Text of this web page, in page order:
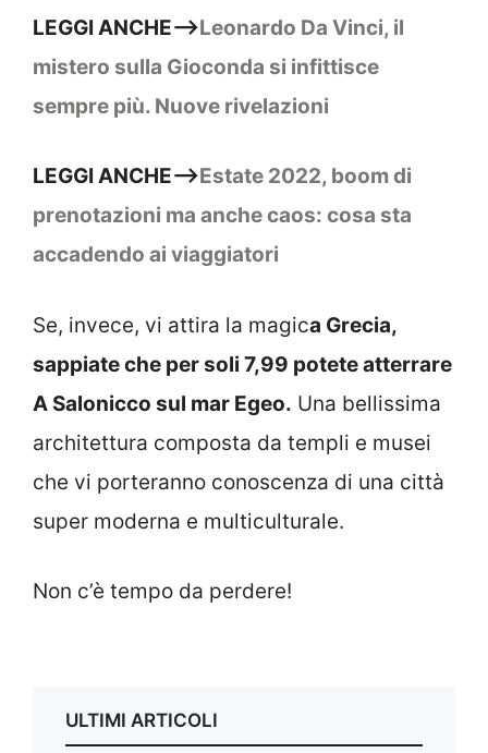
LEGGI ANCHE–>Leonardo Da Vinci, il
mistero sulla Gioconda si infittisce
sempre più. Nuove rivelazioni
LEGGI ANCHE–>Estate 2022, boom di
prenotazioni ma anche caos: cosa sta
accadendo ai viaggiatori
Se, invece, vi attira la magica Grecia,
sappiate che per soli 7,99 potete atterrare
A Salonicco sul mar Egeo. Una bellissima
architettura composta da templi e musei
che vi porteranno conoscenza di una città
super moderna e multiculturale.
Non c’è tempo da perdere!
ULTIMI ARTICOLI